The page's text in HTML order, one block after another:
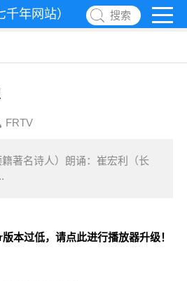
年网站） 搜索
FRTV
著名诗人）朗诵：崔宏利（长
本过低，请点此进行播放器升级！